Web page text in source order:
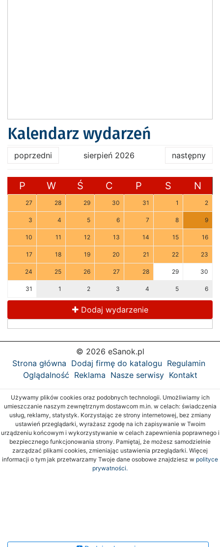
Kalendarz wydarzeń
poprzedni sierpień 2026 następny
P W Ś C P S N
27 28 29 30 31 1 2
3 4 5 6 7 8 9
10 11 12 13 14 15 16
17 18 19 20 21 22 23
24 25 26 27 28 29 30
31 1 2 3 4 5 6
Dodaj wydarzenie
© 2026 eSanok.pl
Strona główna Dodaj firmę do katalogu Regulamin
Oglądalność Reklama Nasze serwisy Kontakt
Używamy plików cookies oraz podobnych technologii. Umożliwiamy ich
umieszczanie naszym zewnętrznym dostawcom m.in. w celach: świadczenia
usług, reklamy, statystyk. Korzystając ze strony internetowej, bez zmiany
ustawień przeglądarki, wyrażasz zgodę na ich zapisywanie w Twoim
urządzeniu końcowym i wykorzystywanie w celach zapewnienia poprawnego i
bezpiecznego funkcjonowania strony. Pamiętaj, że możesz samodzielnie
zarządzać plikami cookies, zmieniając ustawienia przeglądarki. Więcej
informacji o tym jak przetwarzamy Twoje dane osobowe znajdziesz w polityce
prywatności.